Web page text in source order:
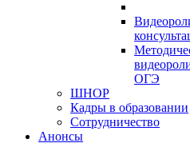
ОГЭ
ШНОР
Кадры в образовании
Сотрудничество
Анонсы